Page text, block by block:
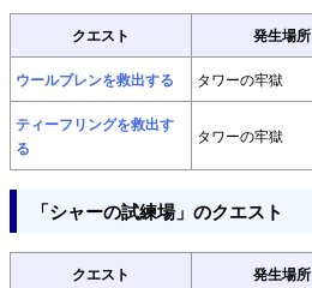
クエスト 発生場所
ウールブレンを救出する タワーの牢獄
ティーフリングを救出す
る
タワーの牢獄
「シャーの試練場」のクエスト
クエスト 発生場所